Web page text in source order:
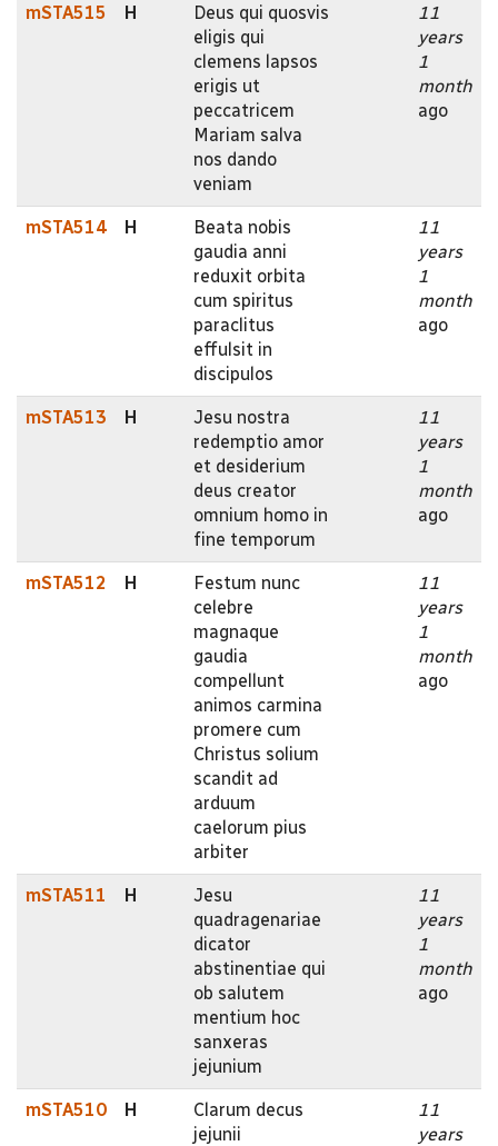
mSTA515 H
Deus qui quosvis
eligis qui
clemens lapsos
erigis ut
peccatricem
Mariam salva
nos dando
veniam
11
years
1
month
ago
mSTA514 H
Beata nobis
gaudia anni
reduxit orbita
cum spiritus
paraclitus
effulsit in
discipulos
11
years
1
month
ago
mSTA513 H
Jesu nostra
redemptio amor
et desiderium
deus creator
omnium homo in
fine temporum
11
years
1
month
ago
mSTA512 H
Festum nunc
celebre
magnaque
gaudia
compellunt
animos carmina
promere cum
Christus solium
scandit ad
arduum
caelorum pius
arbiter
11
years
1
month
ago
mSTA511 H
Jesu
quadragenariae
dicator
abstinentiae qui
ob salutem
mentium hoc
sanxeras
jejunium
11
years
1
month
ago
mSTA510 H
Clarum decus
jejunii
11
years